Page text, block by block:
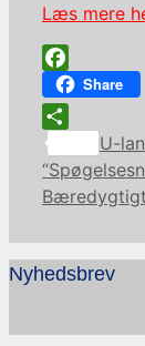
Læs mere
Facebook
Share
U-
Nyhedsbrev